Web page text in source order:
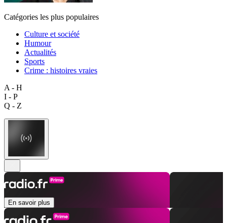
Catégories les plus populaires
Culture et société
Humour
Actualités
Sports
Crime : histoires vraies
A - H
I - P
Q - Z
En savoir plus